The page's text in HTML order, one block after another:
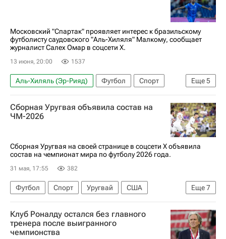
РПЛ 2026-2027 (Чемпионат России по футболу)
Спорт
Московский "Спартак" проявляет интерес к бразильскому
футболисту саудовского "Аль-Хиляля" Малкому, сообщает
журналист Салех Омар в соцсети X.
13 июня, 20:00 1537
Еще5
Аль-Хиляль (Эр-Рияд) Футбол
Спорт
Россия
Малком
Спартак Москва
РПЛ 2026-2027 (Чемпионат России по футболу)
Сборная Уругвая объявила состав на
ЧМ-2026
Сборная Уругвая на своей странице в соцсети X объявила
состав на чемпионат мира по футболу 2026 года.
31 мая, 17:55 382
Еще7
Футбол Спорт Уругвай
США
Мексика
Марсело Бьелса
ЧМ по футболу 2026
Рональд Араухо
Хосе Мария Хименес
Клуб Роналду остался без главного
тренера после выигранного
чемпионства